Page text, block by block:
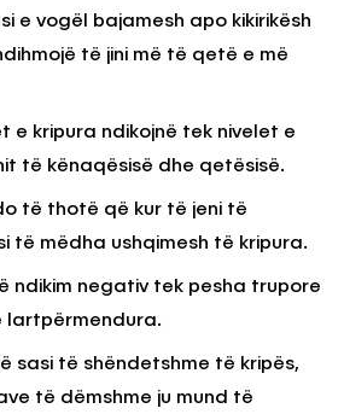
e vogël bajamesh apo kikirikësh
të jini më të qetë e më
e kripura ndikojnë tek nivelet e
të kënaqësisë dhe qetësisë.
të thotë që kur të jeni të
të mëdha ushqimesh të kripura.
ndikim negativ tek pesha trupore
lartpërmendura.
sasi të shëndetshme të kripës,
të dëmshme ju mund të